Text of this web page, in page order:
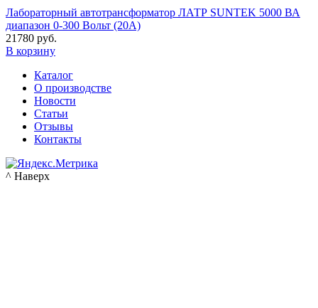
Лабораторный автотрансформатор ЛАТР SUNTEK 5000 ВА
диапазон 0-300 Вольт (20А)
21780 руб.
В корзину
Каталог
О производстве
Новости
Статьи
Отзывы
Контакты
^ Наверх